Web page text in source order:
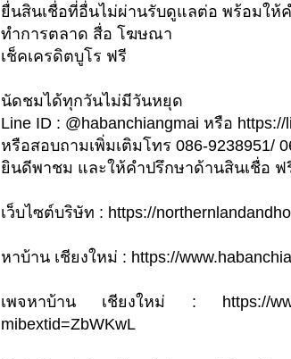
ยื่นสินเชื่อที่อื่นไม่ผ่านรับดูแลต่อ พร้อมให้
ทำการตลาด สื่อ โฆษณา
เช็คเครดิตบูโร ฟรี
นัดชมได้ทุกวันไม่มีวันหยุด
Line ID : @habanchiangmai หรือ https://
หรือสอบถามเพิ่มเติมโทร 086-9238951/
ยินดีพาชม และให้คำปรึกษาด้านสินเชื่อ ฟ
เว็บไซต์บริษัท : https://
หาบ้าน เชียงใหม่ : https://
เพจหาบ้าน เชียงใหม่ : https://
mibextid=ZbWKwL